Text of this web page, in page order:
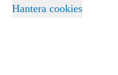
Hantera cookies